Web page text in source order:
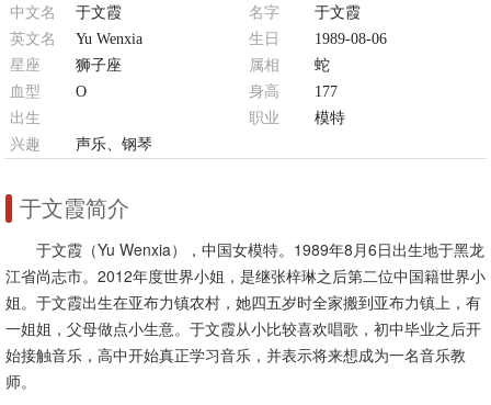
中文名 于文霞 名字
于文霞
英文名
Yu Wenxia 生日
1989-08-06
星座
狮子座 属相
蛇
血型
O 身高
177
出生
中国 黑龙江省尚志市亚布力镇
职业
模特
兴趣
声乐、钢琴
于文霞简介
于文霞（Yu Wenxia），中国女模特。1989年8月6日出生地于黑龙
江省尚志市。2012年度世界小姐，是继张梓琳之后第二位中国籍世界小
姐。于文霞出生在亚布力镇农村，她四五岁时全家搬到亚布力镇上，有
一姐姐，父母做点小生意。于文霞从小比较喜欢唱歌，初中毕业之后开
始接触音乐，高中开始真正学习音乐，并表示将来想成为一名音乐教
师。